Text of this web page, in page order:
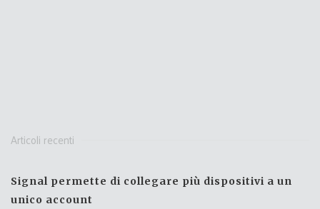
Articoli recenti
Signal permette di collegare più dispositivi a un
unico account